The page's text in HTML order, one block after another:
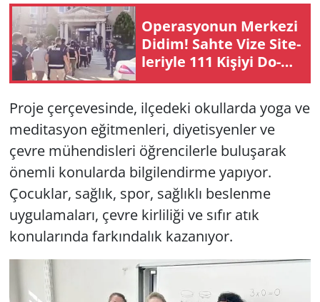
Ope­ras­yo­nun Mer­ke­zi
Didim! Sahte Vize Si­te­
le­riy­le 111 Ki­şi­yi Do­
lan­dı­ran Şe­be­ke­ye
Proje çerçevesinde, ilçedeki okullarda yoga ve
meditasyon eğitmenleri, diyetisyenler ve
çevre mühendisleri öğrencilerle buluşarak
önemli konularda bilgilendirme yapıyor.
Çocuklar, sağlık, spor, sağlıklı beslenme
uygulamaları, çevre kirliliği ve sıfır atık
konularında farkındalık kazanıyor.
Yerel